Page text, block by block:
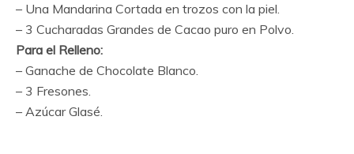
– Una Mandarina Cortada en trozos con la piel.
– 3 Cucharadas Grandes de Cacao puro en Polvo.
Para el Relleno:
– Ganache de Chocolate Blanco.
– 3 Fresones.
– Azúcar Glasé.